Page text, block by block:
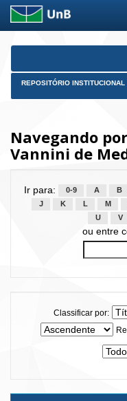
Skip
REPOSITÓRIO INSTITUCIONAL
Navegando
Vannini de
Ir para: 0-9 A B
J
K L M
U
V
ou entre
Classificar por: